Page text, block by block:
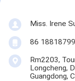
Miss. Irene
86
Rm2203,
Longcheng,
Guangdong,